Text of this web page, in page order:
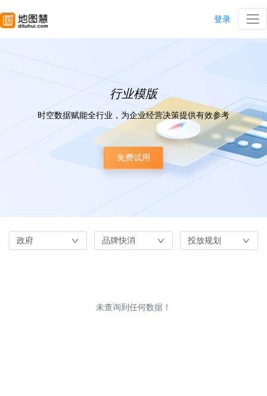
登录
行业模版
时空数据赋能全行业，为企业经营决策提供有效参考
免费试用
政府 品牌快消 投放规划
未查询到任何数据！